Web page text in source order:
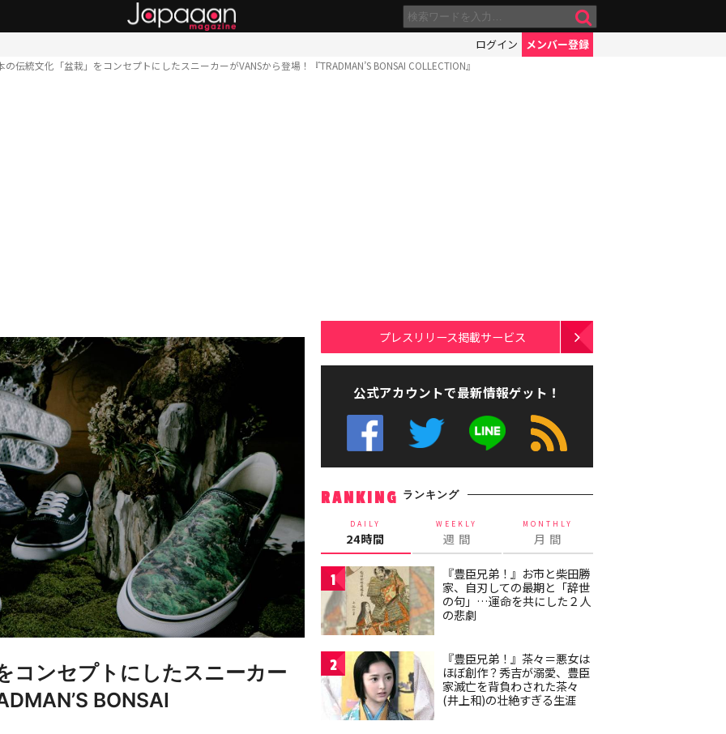
ログイン メンバー登録
の伝統文化「盆栽」をコンセプトにしたスニーカーがVANSから登場！『TRADMAN’S BONSAI COLLECTION』
コンセプトにしたスニーカー
BONSAI
プレスリリース掲載サービス
公式アカウントで最新情報ゲット！
RANKING ランキング
DAILY
24時間
WEEKLY
週 間
MONTHLY
月 間
1
『豊臣兄弟！』お市と柴田勝
家、自刃しての最期と「辞世
の句」…運命を共にした２人
の悲劇
2
『豊臣兄弟！』茶々＝悪女は
ほぼ創作？秀吉が溺愛、豊臣
家滅亡を背負わされた茶々
(井上和)の壮絶すぎる生涯